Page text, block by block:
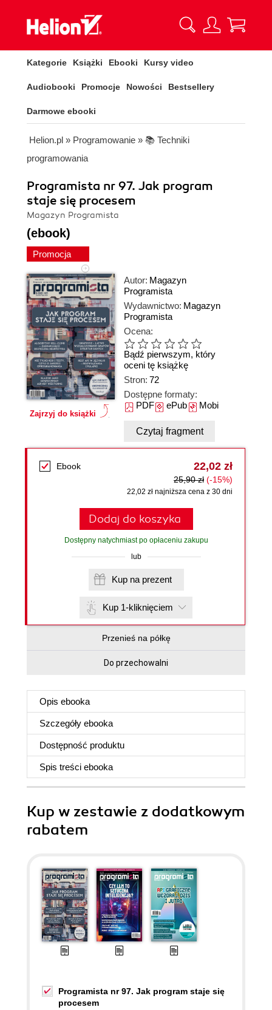
Kategorie Książki Ebooki Kursy video
Audiobooki Promocje Nowości Bestsellery
Darmowe ebooki
Helion.pl » Programowanie » 📚 Techniki
programowania
Programista nr 97. Jak program
staje się procesem
Magazyn Programista
(ebook)
Promocja
Zajrzyj do książki
Autor: Magazyn
Programista
Wydawnictwo: Magazyn
Programista
Ocena:
Bądź pierwszym, który
oceni tę książkę
Stron: 72
Dostępne formaty:
PDFePubMobi
Czytaj fragment
Ebook 22,02 zł
25,90 zł (-15%)
22,02 zł najniższa cena z 30 dni
Dodaj do koszyka
Dostępny natychmiast po opłaceniu zakupu
lub
Kup na prezent
Kup 1-kliknięciem
Przenieś na półkę
Do przechowalni
Opis ebooka
Szczegóły ebooka
Dostępność produktu
Spis treści ebooka
Kup w zestawie z dodatkowym
rabatem
Programista nr 97. Jak program staje się
procesem